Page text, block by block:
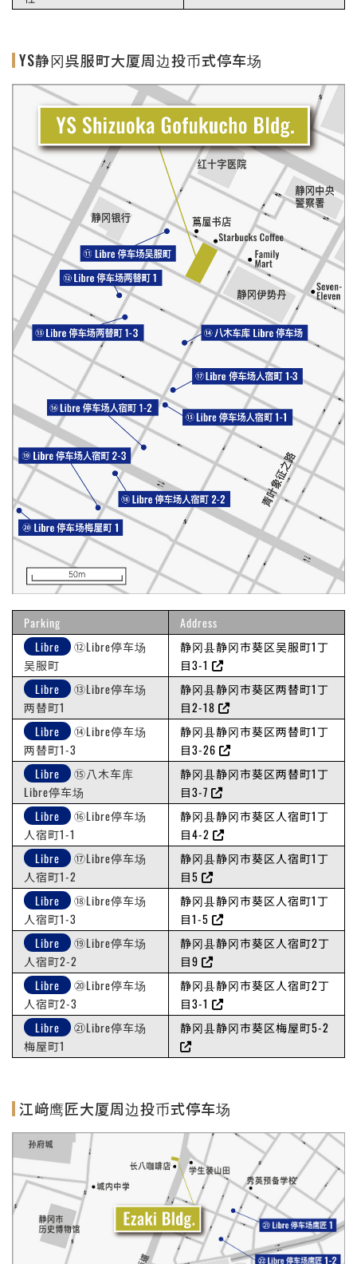
YS静冈呉服町大厦周边投币式停车场
Parking
Address
Libre
⑫Libre停车场
吴服町
静冈县静冈市葵区吴服町1丁
目3-1
Libre
⑬Libre停车场
两替町1
静冈县静冈市葵区两替町1丁
目2-18
Libre
⑭Libre停车场
两替町1-3
静冈县静冈市葵区两替町1丁
目3-26
Libre
⑮八木车库
Libre停车场
静冈县静冈市葵区两替町1丁
目3-7
Libre
⑯Libre停车场
人宿町1-1
静冈县静冈市葵区人宿町1丁
目4-2
Libre
⑰Libre停车场
人宿町1-2
静冈县静冈市葵区人宿町1丁
目5
Libre
⑱Libre停车场
人宿町1-3
静冈县静冈市葵区人宿町1丁
目1-5
Libre
⑲Libre停车场
人宿町2-2
静冈县静冈市葵区人宿町2丁
目9
Libre
⑳Libre停车场
人宿町2-3
静冈县静冈市葵区人宿町2丁
目3-1
Libre
㉑Libre停车场
梅屋町1
静冈县静冈市葵区梅屋町5-2
江﨑鹰匠大厦周边投币式停车场